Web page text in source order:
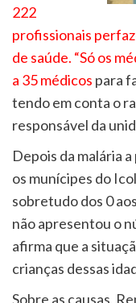
222
profissionais
de saúde. “Só os
a 35 médicos para
tendo em conta o
responsável da
Depois da malária
os munícipes do
sobretudo dos 0
não apresentou o
afirma que a
crianças dessas
Sobre as causas,